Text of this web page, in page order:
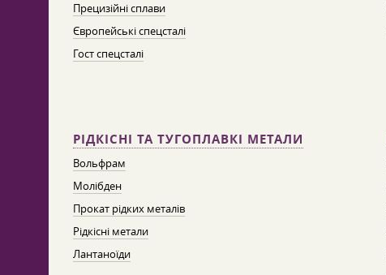
Прецизійні сплави
Європейські спецсталі
Гост спецсталі
РІДКІСНІ ТА ТУГОПЛАВКІ МЕТАЛИ
Вольфрам
Молібден
Прокат рідких металів
Рідкісні метали
Лантаноїди